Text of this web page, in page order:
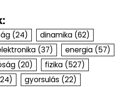
(24) dinamika (62)
(37) energia (57)
(20) fizika (527)
gyorsulás (22)